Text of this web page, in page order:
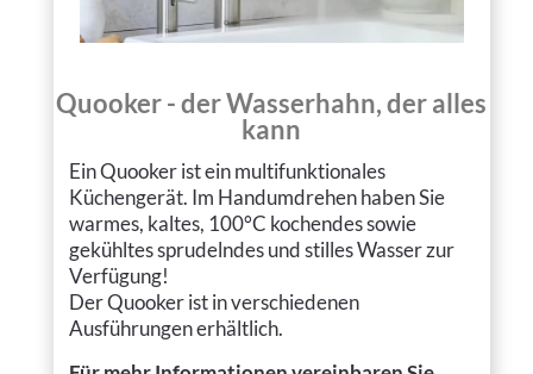
Quooker - der Wasserhahn, der alles
kann
Ein Quooker ist ein multifunktionales
Küchengerät. Im Handumdrehen haben Sie
warmes, kaltes, 100°C kochen­des sowie
gekühl­tes sprudeln­des und stilles Wasser zur
Verfügung!
Der Quooker ist in verschiedenen
Ausführungen erhältlich.